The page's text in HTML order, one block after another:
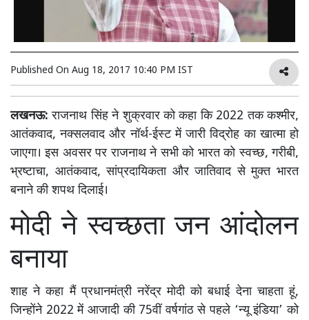
Published On Aug 18, 2017 10:40 PM IST
लखनऊ:राजनाथ सिंह ने शुक्रवार को कहा कि 2022 तक कश्मीर,
आतंकवाद, नक्सलवाद और नॉर्थ-ईस्ट में जारी विद्रोह का खात्मा हो
जाएगा। इस अवसर पर राजनाथ ने सभी को भारत को स्वच्छ, गरीबी,
भ्रष्टाचा, आतंकवाद, सांप्रदायिकता और जातिवाद से मुक्त भारत
बनाने की शपथ दिलाई।
मोदी ने स्वच्छता जन आंदोलन
बनाया
शाह ने कहा मैं प्रधानमंत्री नरेंद्र मोदी को बधाई देना चाहता हूं,
जिन्होंने 2022 में आजादी की 75वीं वर्षगांठ से पहले ‘न्यू इंडिया’ को